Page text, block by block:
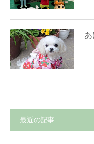
あ
最近の記事